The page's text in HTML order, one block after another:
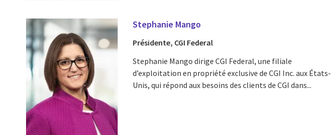
Stephanie Mango
Présidente, CGI Federal
Stephanie Mango dirige CGI Federal, une filiale
d’exploitation en propriété exclusive de CGI Inc. aux États-
Unis, qui répond aux besoins des clients de CGI dans...